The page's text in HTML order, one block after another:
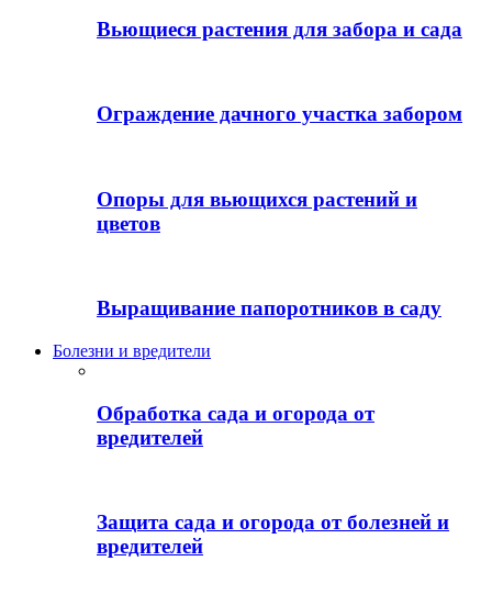
Вьющиеся растения для забора и сада
Ограждение дачного участка забором
Опоры для вьющихся растений и
цветов
Выращивание папоротников в саду
Болезни и вредители
Обработка сада и огорода от
вредителей
Защита сада и огорода от болезней и
вредителей